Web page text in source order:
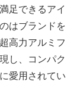
足できるアイ
はブランドを
高力アルミフ
し、コンパク
愛用されてい